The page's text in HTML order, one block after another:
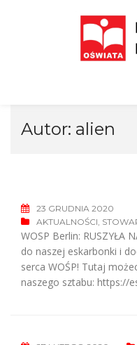
Autor: alien
23 GRUDNIA 2020
AKTUALNOŚCI,
WOSP Berlin: RUSZYŁA
do naszej eskarbonki i
serca WOŚP! Tutaj
naszego sztabu: https://